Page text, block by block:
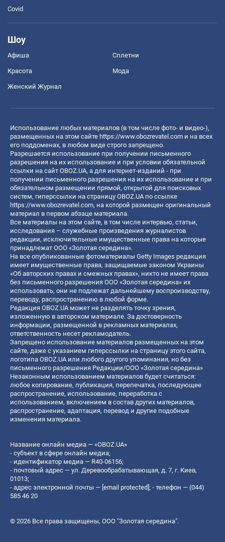
Covid
Шоу
Афиша Сплетни
Красота Мода
Женский Журнал
Использование любых материалов (в том числе фото- и видео-),
размещенных на этом сайте https://www.obozrevatel.com и на всех
его поддоменах, в любом виде строго запрещено.
Разрешается использование при получении письменного
разрешения на их использование и при условии обязательной
ссылки на сайт OBOZ.UA, а для интернет-изданий - при
получении письменного разрешения на их использование и при
обязательном размещении прямой, открытой для поисковых
систем, гиперссылки на страницу OBOZ.UA по ссылке
https://www.obozrevatel.com, на которой размещен оригинальный
материал в первом абзаце материала.
Все материалы на этом сайте, в том числе интервью, статьи,
исследования – служебные произведения журналистов
редакции, исключительные имущественные права на которые
принадлежат ООО «Золотая середина».
На все опубликованные фотоматериалы Getty Images редакция
имеет имущественные права, защищаемые законом Украины
«Об авторских правах и смежных правах», никто не имеет права
без письменного разрешения ООО «Золотая середина» их
использовать, они не подлежат дальнейшему воспроизводству,
переводу, распространению в любой форме.
Редакция OBOZ.UA может не разделять точку зрения,
изложенную в авторском материале. За достоверность
информации, размещенной в рекламных материалах,
ответственность несет рекламодатель.
Запрещено использование материалов размещенных на этом
сайте, даже с указанием гиперссылки на страницу этого сайта,
логотипа OBOZ.UA или любого другого упоминания, но без
письменного разрешения Редакции/ООО «Золотая середина»
Незаконным использованием материалов будет считаться:
любое копирование, публикация, перепечатка, последующее
распространение, использование, переработка с
использованием, включением в состав других материалов,
распространение, адаптация, перевод и другие подобные
изменения материала.
Название онлайн медиа — «OBOZ.UA»
- субъект в сфере онлайн медиа;
- идентификатор медиа — R40-06156;
- почтовый адрес — ул. Деревообрабатывающая, д. 7, г. Киев,
01013;
- адрес электронной почты — [email protected]; - телефон — (044)
585 46 20
© 2026 Все права защищены, ООО "Золотая середина".